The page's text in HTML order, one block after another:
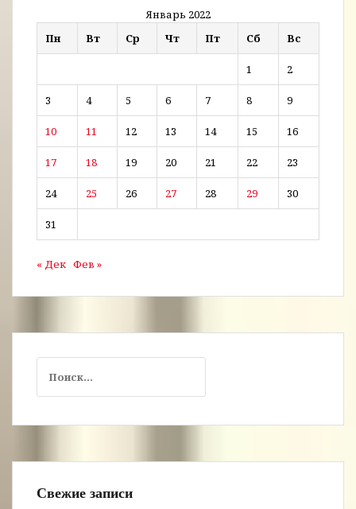
Январь 2022
Пн
Вт Ср Чт Пт Сб Вс
1 2
3 4 5 6 7 8 9
10 11 12 13 14 15 16
17 18 19 20 21 22 23
24 25 26 27 28 29 30
31
« Дек Фев »
Свежие записи